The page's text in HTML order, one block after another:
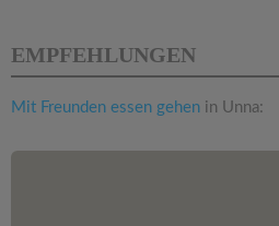
EMPFEHLUNGEN
Mit Freunden essen gehen in Unna: